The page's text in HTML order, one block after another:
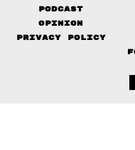
Podcast
Opinion
Privacy Policy